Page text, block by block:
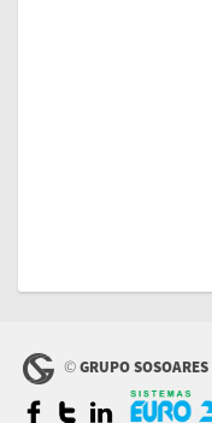
©GRUPO SOSOARES